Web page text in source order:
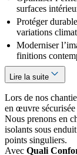
surfaces
Protéger
variations
Moderniser
finitions
Lire la suite
Lors de nos
en œuvre sécurisée
Nous prenons en
isolants sous
points singuliers.
Avec Quali